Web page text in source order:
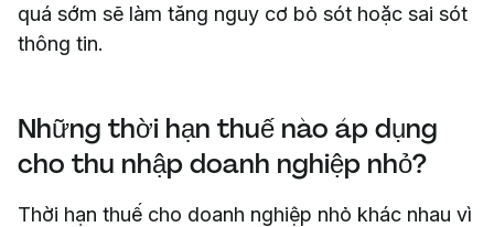
quá sớm sẽ làm tăng nguy cơ bỏ sót hoặc sai sót
thông tin.
Những thời hạn thuế nào áp dụng
cho thu nhập doanh nghiệp nhỏ?
Thời hạn thuế cho doanh nghiệp nhỏ khác nhau vì